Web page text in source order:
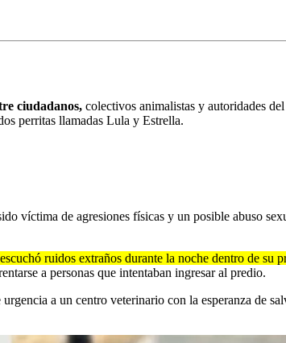
ciudadanos, colectivos animalistas y autoridades
perritas llamadas Lula y Estrella.
víctima de agresiones físicas y un posible abuso
ruidos extraños durante la noche dentro de su
a personas que intentaban ingresar al predio.
a un centro veterinario con la esperanza de